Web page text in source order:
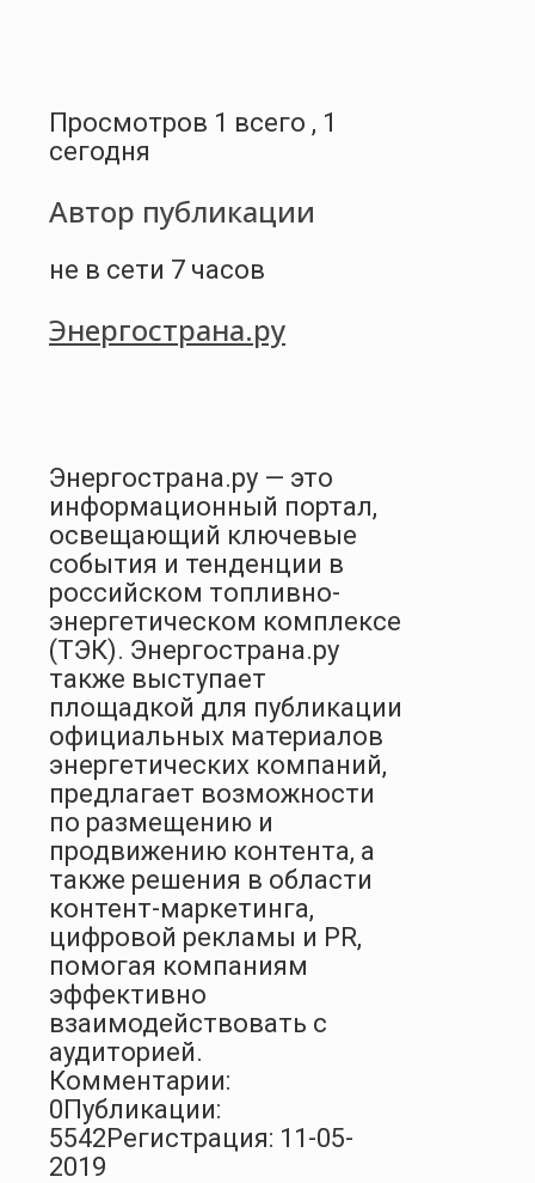
Просмотров 1 всего , 1
сегодня
Автор публикации
не в сети 7 часов
Энергострана.ру
Энергострана.ру — это
информационный портал,
освещающий ключевые
события и тенденции в
российском топливно-
энергетическом комплексе
(ТЭК). Энергострана.ру
также выступает
площадкой для публикации
официальных материалов
энергетических компаний,
предлагает возможности
по размещению и
продвижению контента, а
также решения в области
контент-маркетинга,
цифровой рекламы и PR,
помогая компаниям
эффективно
взаимодействовать с
аудиторией.
Комментарии:
0Публикации:
5542Регистрация: 11-05-
2019